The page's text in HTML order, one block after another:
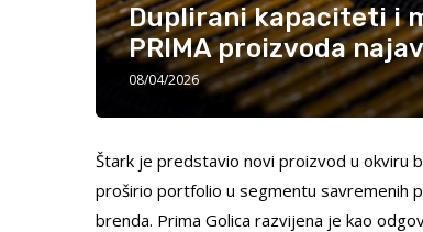
Duplirani kapaciteti i
PRIMA proizvoda
08/04/2026
Štark je predstavio novi proizvod u okviru
proširio portfolio u segmentu savremenih
brenda. Prima Golica razvijena je kao